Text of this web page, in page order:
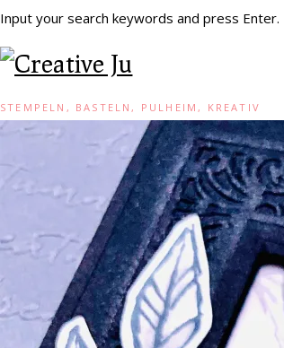
Input your search keywords and press Enter.
STEMPELN, BASTELN, PULHEIM, KREATIV